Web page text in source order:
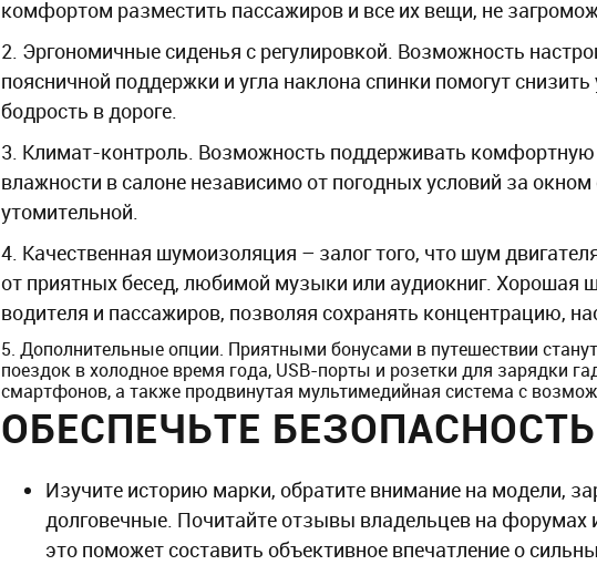
комфортом разместить пассажиров и все их вещи, не
2. Эргономичные сиденья с регулировкой. Возможность
поясничной поддержки и угла наклона спинки помогут
бодрость в дороге.
3. Климат-контроль. Возможность поддерживать комфортную
влажности в салоне независимо от погодных условий за
утомительной.
4. Качественная шумоизоляция – залог того, что шум
от приятных бесед, любимой музыки или аудиокниг. Хорошая
водителя и пассажиров, позволяя сохранять концентрацию,
5. Дополнительные опции. Приятными бонусами в путешествии
поездок в холодное время года, USB-порты и розетки для зарядки
смартфонов, а также продвинутая мультимедийная система с
ОБЕСПЕЧЬТЕ БЕЗОПАСНОСТЬ
Изучите историю марки, обратите внимание на модели,
долговечные. Почитайте отзывы владельцев на форумах
это поможет составить объективное впечатление о